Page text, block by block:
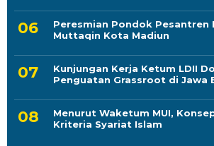
Peresmian Pondok Pesantren
Muttaqin Kota Madiun
Kunjungan Kerja Ketum LDII
Penguatan Grassroot di Jawa
Menurut Waketum MUI,
Kriteria Syariat Islam